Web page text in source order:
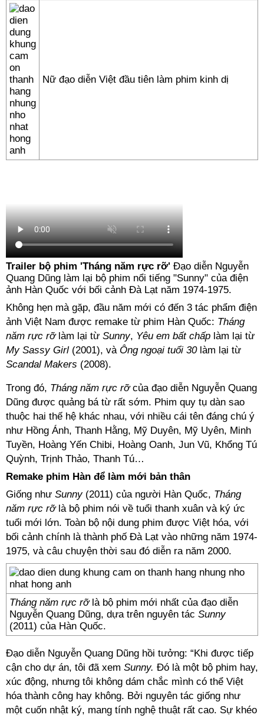
Nữ đạo diễn Việt đầu tiên làm phim kinh dị
Trailer bộ phim 'Tháng năm rực rỡ' Đạo diễn Nguyễn
Quang Dũng làm lại bộ phim nổi tiếng "Sunny" của điện
ảnh Hàn Quốc với bối cảnh Đà Lạt năm 1974-1975.
Không hẹn mà gặp, đầu năm mới có đến 3 tác phẩm điện
ảnh Việt Nam được remake từ phim Hàn Quốc: Tháng
năm rực rỡ làm lại từ Sunny, Yêu em bất chấp làm lại từ
My Sassy Girl (2001), và Ông ngoại tuổi 30 làm lại từ
Scandal Makers (2008).
Trong đó, Tháng năm rực rỡcủa đạo diễn Nguyễn Quang
Dũng được quảng bá từ rất sớm. Phim quy tụ dàn sao
thuộc hai thế hệ khác nhau, với nhiều cái tên đáng chú ý
như Hồng Ánh, Thanh Hằng, Mỹ Duyên, Mỹ Uyên, Minh
Tuyền, Hoàng Yến Chibi, Hoàng Oanh, Jun Vũ, Khổng Tú
Quỳnh, Trịnh Thảo, Thanh Tú…
Remake phim Hàn để làm mới bản thân
Giống như Sunny (2011) của người Hàn Quốc, Tháng
năm rực rỡ là bộ phim nói về tuổi thanh xuân và ký ức
tuổi mới lớn. Toàn bộ nội dung phim được Việt hóa, với
bối cảnh chính là thành phố Đà Lạt vào những năm 1974-
1975, và câu chuyện thời sau đó diễn ra năm 2000.
Tháng năm rực rỡ là bộ phim mới nhất của đạo diễn
Nguyễn Quang Dũng, dựa trên nguyên tác Sunny
(2011) của Hàn Quốc.
Đạo diễn Nguyễn Quang Dũng hồi tưởng: “Khi được tiếp
cận cho dự án, tôi đã xem Sunny. Đó là một bộ phim hay,
xúc động, nhưng tôi không dám chắc mình có thể Việt
hóa thành công hay không. Bởi nguyên tác giống như
một cuốn nhật ký, mang tính nghệ thuật rất cao. Sự khéo